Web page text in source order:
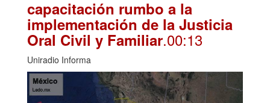
capacitación rumbo a la
implementación de la Justicia
Oral Civil y Familiar.00:13
Uniradio Informa